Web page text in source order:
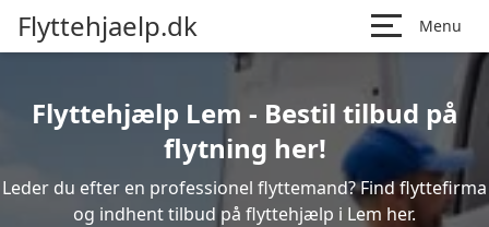
Flyttehjaelp.dk Menu
Flyttehjælp Lem - Bestil tilbud på
flytning her!
Leder du efter en professionel flyttemand? Find flyttefirma
og indhent tilbud på flyttehjælp i Lem her.